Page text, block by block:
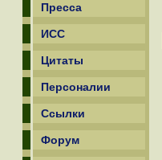
Пресса
ИСС
Цитаты
Персоналии
Ссылки
Форум